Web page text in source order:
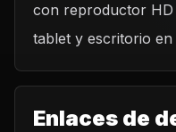
con reproductor HD
tablet y escritorio en
Enlaces de